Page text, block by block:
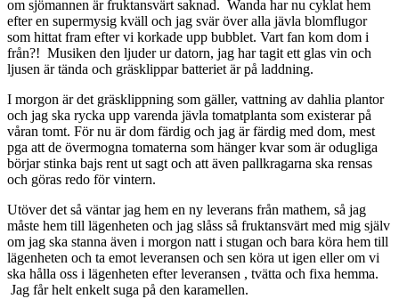
om sjömannen är fruktansvärt saknad. Wanda har nu cyklat hem
efter en supermysig kväll och jag svär över alla jävla blomflugor
som hittat fram efter vi korkade upp bubblet. Vart fan kom dom i
från?! Musiken den ljuder ur datorn, jag har tagit ett glas vin och
ljusen är tända och gräsklippar batteriet är på laddning.
I morgon är det gräsklippning som gäller, vattning av dahlia plantor
och jag ska rycka upp varenda jävla tomatplanta som existerar på
våran tomt. För nu är dom färdig och jag är färdig med dom, mest
pga att de övermogna tomaterna som hänger kvar som är odugliga
börjar stinka bajs rent ut sagt och att även pallkragarna ska rensas
och göras redo för vintern.
Utöver det så väntar jag hem en ny leverans från mathem, så jag
måste hem till lägenheten och jag slåss så fruktansvärt med mig själv
om jag ska stanna även i morgon natt i stugan och bara köra hem till
lägenheten och ta emot leveransen och sen köra ut igen eller om vi
ska hålla oss i lägenheten efter leveransen , tvätta och fixa hemma.
Jag får helt enkelt suga på den karamellen.